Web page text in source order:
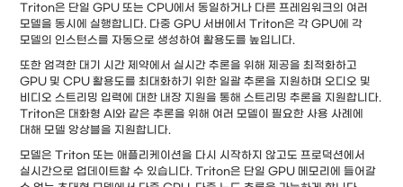
Triton은 단일 GPU 또는 CPU에서 동일하거나 다른 프레임워크의 여러
모델을 동시에 실행합니다. 다중 GPU 서버에서 Triton은 각 GPU에 각
모델의 인스턴스를 자동으로 생성하여 활용도를 높입니다.
또한 엄격한 대기 시간 제약에서 실시간 추론을 위해 제공을 최적화하고
GPU 및 CPU 활용도를 최대화하기 위한 일괄 추론을 지원하며 오디오 및
비디오 스트리밍 입력에 대한 내장 지원을 통해 스트리밍 추론을 지원합니다.
Triton은 대화형 AI와 같은 추론을 위해 여러 모델이 필요한 사용 사례에
대해 모델 앙상블을 지원합니다.
모델은 Triton 또는 애플리케이션을 다시 시작하지 않고도 프로덕션에서
실시간으로 업데이트할 수 있습니다. Triton은 단일 GPU 메모리에 들어갈